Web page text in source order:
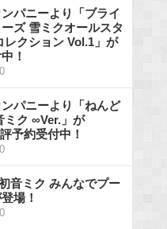
パニーより「ブライ
ズ 雪ミクオールスタ
レクション Vol.1」が
！
パニーより「ねんど
ミク ∞Ver.」が
予約受付中！
音ミク みんなでプー
場！